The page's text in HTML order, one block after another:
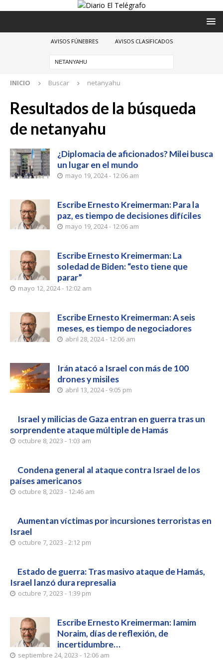
AVISOS FÚNEBRES AVISOS CLASIFICADOS
INICIO Buscar netanyahu
Resultados de la búsqueda
de netanyahu
¿Diplomacia de aficionados? Milei busca
un lugar en el mundo
mayo 19, 2024 - 12:06 am
Escribe Ernesto Kreimerman: Para la
paz, es tiempo de decisiones difíciles
mayo 19, 2024 - 12:06 am
Escribe Ernesto Kreimerman: La
soledad de Biden: “esto tiene que
parar”
mayo 12, 2024 - 12:02 am
Escribe Ernesto Kreimerman: A seis
meses, es tiempo de negociadores
abril 28, 2024 - 12:06 am
Irán atacó a Israel con más de 100
drones y misiles
abril 13, 2024 - 9:05 pm
Israel y milicias de Gaza entran en guerra tras un
sorprendente ataque múltiple de Hamás
octubre 8, 2023 - 1:03 am
Condena general al ataque contra Israel de los
países americanos
octubre 8, 2023 - 12:46 am
Aumentan víctimas por incursiones terroristas en
Israel
octubre 7, 2023 - 2:12 pm
Estado de guerra: Tras masivo ataque de Hamás,
Israel lanzó dura represalia
octubre 7, 2023 - 1:39 pm
Escribe Ernesto Kreimerman: Iamim
Noraim, días de reflexión, de
incertidumbre…
septiembre 24, 2023 - 12:06 am